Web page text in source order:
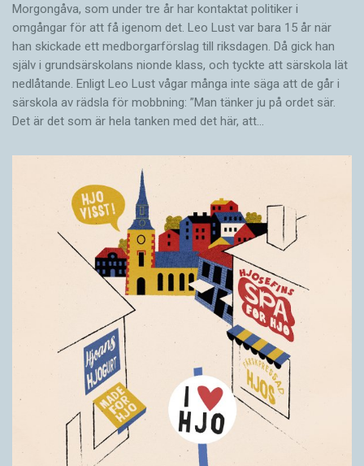
Morgongåva, som under tre år har kontaktat politiker i
omgångar för att få igenom det. Leo Lust var bara 15 år när
han skickade ett medborgarförslag till riksdagen. Då gick han
själv i grundsärskolans nionde klass, och tyckte att särskola lät
nedlåtande. Enligt Leo Lust vågar många inte säga att de går i
särskola av rädsla för mobbning: ”Man tänker ju på ordet sär.
Det är det som är hela tanken med det här, att…